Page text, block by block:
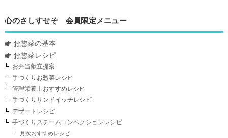
心のさしすせそ 会員限定メニュー
お惣菜の基本
お惣菜レシピ
お弁当献立提案
手づくりお惣菜レシピ
管理栄養士おすすめレシピ
手づくりサンドイッチレシピ
デザートレシピ
手づくりスチームコンベクションレシピ
月次おすすめレシピ